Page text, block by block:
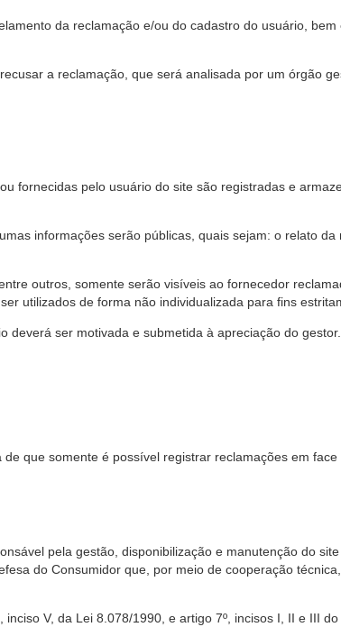
da reclamação e/ou do cadastro do usuário,
a reclamação, que será analisada por um órgão
fornecidas pelo usuário do site são registradas e
informações serão públicas, quais sejam: o relato
outros, somente serão visíveis ao fornecedor
utilizados de forma não individualizada para fins
deverá ser motivada e submetida à apreciação do gestor.
que somente é possível registrar reclamações em
pela gestão, disponibilização e manutenção do site
do Consumidor que, por meio de cooperação
V, da Lei 8.078/1990, e artigo 7º, incisos I, II e III do